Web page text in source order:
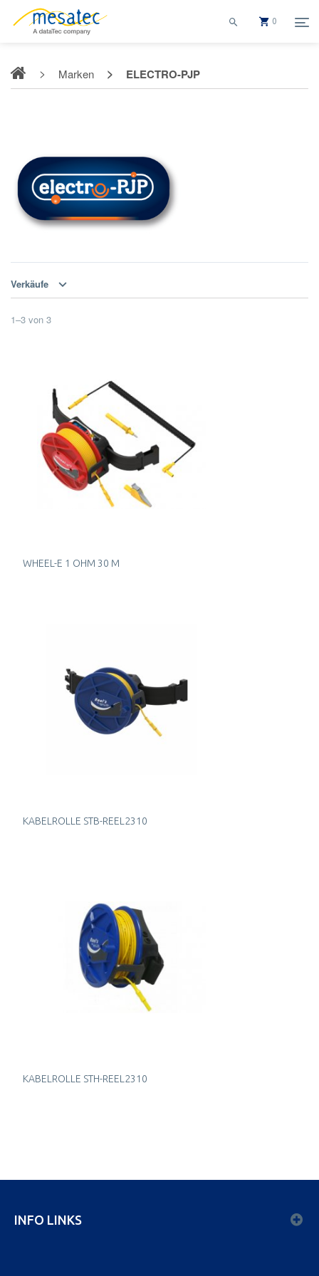
0
Marken ELECTRO-PJP
Verkäufe
1–3 von 3
WHEEL-E 1 OHM 30 M
KABELROLLE STB-REEL2310
KABELROLLE STH-REEL2310
INFO LINKS